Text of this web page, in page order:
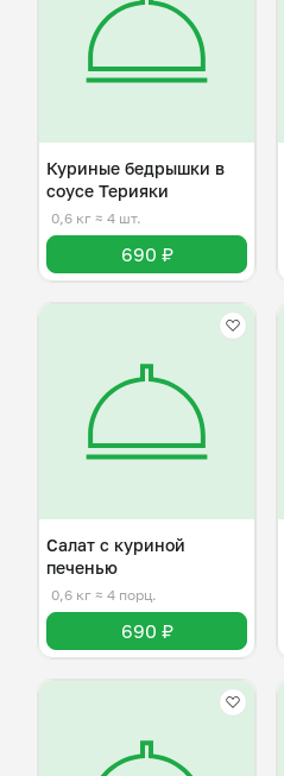
Куриные бедрышки в
соусе Терияки
0,6 кг ≈ 4 шт.
690 ₽
Салат с куриной
печенью
0,6 кг ≈ 4 порц.
690 ₽